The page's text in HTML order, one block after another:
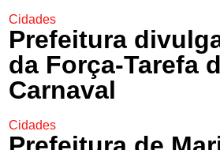
Cidades
Prefeitura
da Força-Tarefa
Carnaval
Cidades